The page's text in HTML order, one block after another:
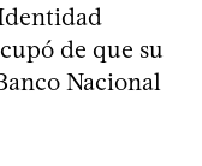
de que su
Nacional